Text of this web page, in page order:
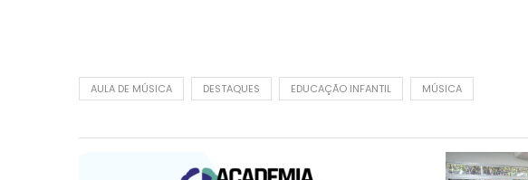
AULA DE MÚSICA DESTAQUES EDUCAÇÃO INFANTIL MÚSICA